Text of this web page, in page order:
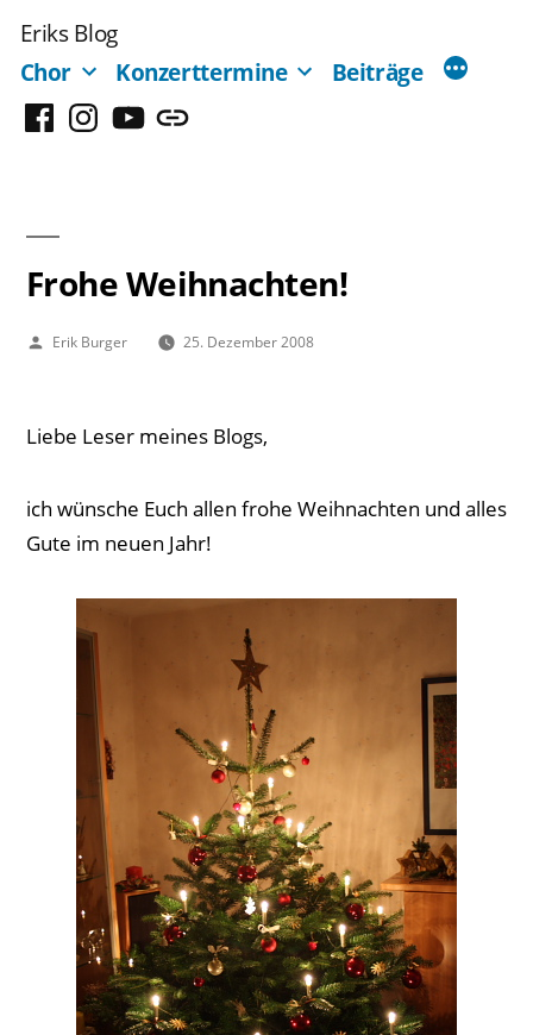
Inhalt
springen
Eriks Blog
Chor
Konzerttermine Beiträge
FacebookInstagram
YouTubeMastodon
Frohe Weihnachten!
Veröffentlicht
Erik Burger 25. Dezember 2008
Liebe Leser meines Blogs,
ich wünsche Euch allen frohe Weihnachten und alles
Gute im neuen Jahr!